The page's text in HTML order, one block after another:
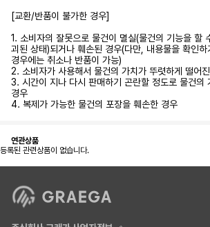
[교환/반품이 불가한 경우]
1. 소비자의 잘못으로 물건이 멸실(물건의 기능을 할
괴된 상태)되거나 훼손된 경우(다만, 내용물을 확인
경우에는 취소나 반품이 가능)
2. 소비자가 사용해서 물건의 가치가 뚜렷하게 떨어
3. 시간이 지나 다시 판매하기 곤란할 정도로 물건의
경우
4. 복제가 가능한 물건의 포장을 훼손한 경우
연관상품
등록된 관련상품이 없습니다.